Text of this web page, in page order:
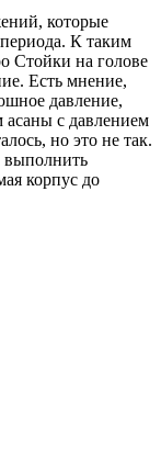
которые
К таким
Стойки на голове
Есть мнение,
давление,
с давлением
но это не так.
выполнить
корпус до